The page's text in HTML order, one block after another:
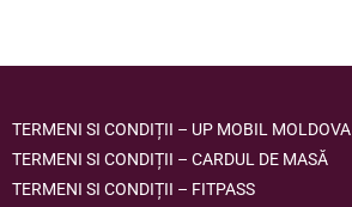
TERMENI SI CONDIȚII – UP MOBIL MOLDOVA
TERMENI SI CONDIȚII – CARDUL DE MASĂ
TERMENI SI CONDIȚII – FITPASS